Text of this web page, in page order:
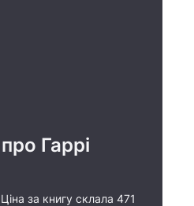
Гаррі
за книгу склала 471